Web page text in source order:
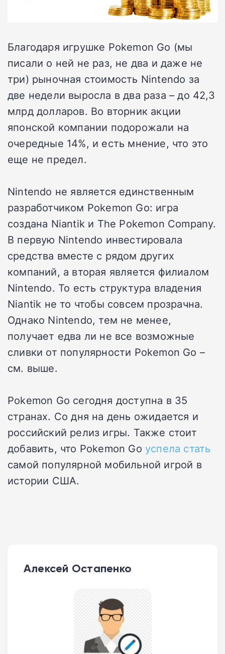
Благодаря игрушке Pokemon Go (мы
писали о ней не раз, не два и даже не
три) рыночная стоимость Nintendo за
две недели выросла в два раза – до 42,3
млрд долларов. Во вторник акции
японской компании подорожали на
очередные 14%, и есть мнение, что это
еще не предел.
Nintendo не является единственным
разработчиком Pokemon Go: игра
создана Niantik и The Pokemon Company.
В первую Nintendo инвестировала
средства вместе с рядом других
компаний, а вторая является филиалом
Nintendo. То есть структура владения
Niantik не то чтобы совсем прозрачна.
Однако Nintendo, тем не менее,
получает едва ли не все возможные
сливки от популярности Pokemon Go –
см. выше.
Pokemon Go сегодня доступна в 35
странах. Со дня на день ожидается и
российский релиз игры. Также стоит
добавить, что Pokemon Go успела стать
самой популярной мобильной игрой в
истории США.
Алексей Остапенко